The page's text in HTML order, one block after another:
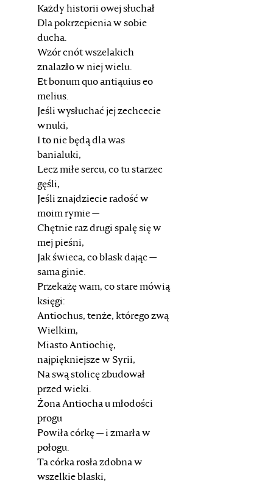
Każdy historii owej słuchał
Dla pokrzepienia w sobie
ducha.
Wzór cnót wszelakich
znalazło w niej wielu.
Et bonum quo antiąuius eo
melius.
Jeśli wysłuchać jej zechcecie
wnuki,
I to nie będą dla was
banialuki,
Lecz miłe sercu, co tu starzec
gęśli,
Jeśli znajdziecie radość w
moim rymie —
Chętnie raz drugi spalę się w
mej pieśni,
Jak świeca, co blask dając —
sama ginie.
Przekażę wam, co stare mówią
księgi:
Antiochus, tenże, którego zwą
Wielkim,
Miasto Antiochię,
najpiękniejsze w Syrii,
Na swą stolicę zbudował
przed wieki.
Żona Antiocha u młodości
progu
Powiła córkę — i zmarła w
połogu.
Ta córka rosła zdobna w
wszelkie blaski,